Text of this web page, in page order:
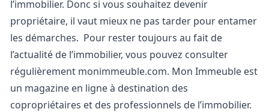
l’immobilier. Donc si vous souhaitez devenir
propriétaire, il vaut mieux ne pas tarder pour entamer
les démarches. Pour rester toujours au fait de
l’actualité de l’immobilier, vous pouvez consulter
régulièrement monimmeuble.com. Mon Immeuble est
un magazine en ligne à destination des
copropriétaires et des professionnels de l’immobilier.